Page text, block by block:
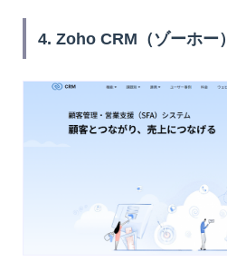
4. Zoho CRM（ゾーホー）